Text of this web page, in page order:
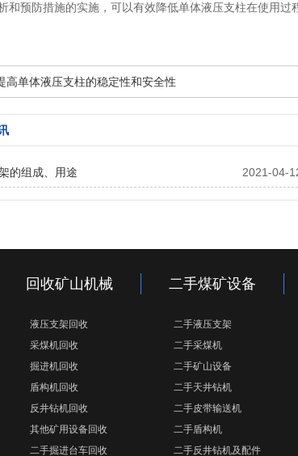
和预防措施的实施，可以有效降低单体液压支柱在使用过
高单体液压支柱的稳定性和安全性
2021-04-
的组成、用途
回收矿山机械
液压支架回收
采煤机回收
掘进机回收
盾构机回收
反井钻机回收
其他矿用设备回收
二手掘进台车回收
二手煤矿设备
二手液压支架
二手采煤机
二手矿山设备
二手天井钻机
二手皮带输送机
二手盾构机
二手反井钻机及配件